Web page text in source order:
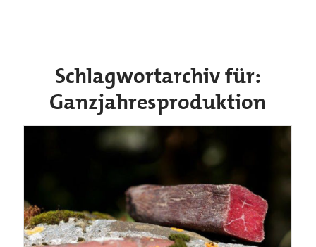
Schlagwortarchiv für:
Ganzjahresproduktion